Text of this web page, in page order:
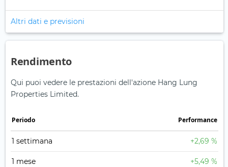
Altri dati e previsioni
Rendimento
Qui puoi vedere le prestazioni dell'azione Hang Lung
Properties Limited.
Periodo Performance
1 settimana +2,69 %
1 mese +5,49 %